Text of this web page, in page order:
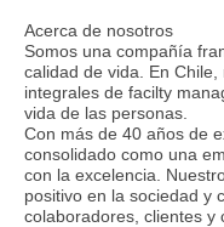
Acerca de nosotros
Somos una compañía
calidad de vida. En
integrales de facilty
vida de las personas.
Con más de 40 años de
consolidado como una
con la excelencia.
positivo en la sociedad y
colaboradores, clientes y